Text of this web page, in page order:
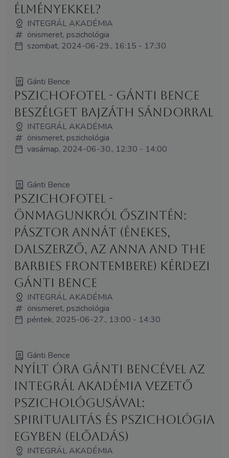
élményekkel?
INTEGRÁL AKADÉMIA
önismeret, pszichológia
szombat, 2024-06-29., 16:15 - 17:30
Gánti Bence
Pszichofotel - Gánti Bence
beszélget Bajzáth Sándorral
INTEGRÁL AKADÉMIA
önismeret, pszichológia
vasárnap, 2024-06-30., 12:30 - 14:00
Gánti Bence
Pszichofotel -
Önmagunkról őszintén:
Pásztor Annát (énekes,
dalszerző, az Anna and the
Barbies frontembere) kérdezi
Gánti Bence
INTEGRÁL AKADÉMIA
önismeret, pszichológia
péntek, 2025-06-27., 13:00 - 14:30
Gánti Bence
Nyílt óra Gánti Bencével az
Integrál Akadémia vezető
pszichológusával:
Spiritualitás és pszichológia
egyben (Előadás)
INTEGRÁL AKADÉMIA